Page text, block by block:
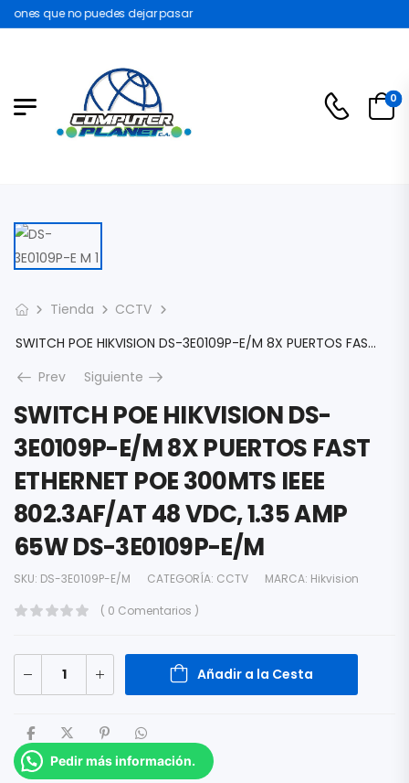
que no puedes dejar pasar
0
Tienda
CCTV
SWITCH POE HIKVISION DS-3E0109P-E/M 8X PUERTOS FAST ETHERNET POE 300MTS IEEE 802.3AF/AT 48 VDC, 1.35 AMP 65W DS-3E0109P-E/M
Prev
Siguiente
SWITCH POE HIKVISION DS-
3E0109P-E/M 8X PUERTOS FAST
ETHERNET POE 300MTS IEEE
802.3AF/AT 48 VDC, 1.35 AMP
65W DS-3E0109P-E/M
SKU: DS-3E0109P-E/M CATEGORÍA: CCTV MARCA: Hikvision
( 0 Comentarios )
Añadir a la Cesta
Pedir más información.